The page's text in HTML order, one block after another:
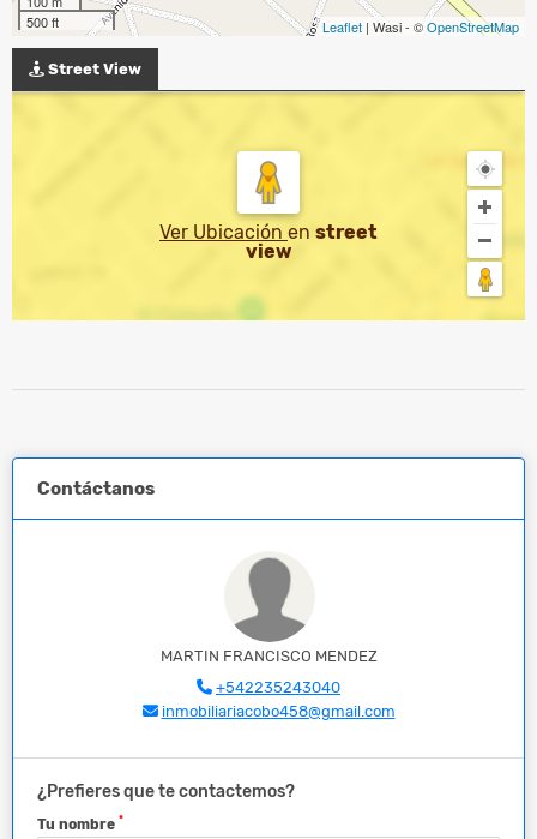
500 ft
Leaflet | Wasi - ©OpenStreetMap
Street View
Ver Ubicación en street
view
Contáctanos
MARTIN FRANCISCO MENDEZ
+542235243040
inmobiliariacobo458@gmail.com
¿Prefieres que te contactemos?
Tu nombre *